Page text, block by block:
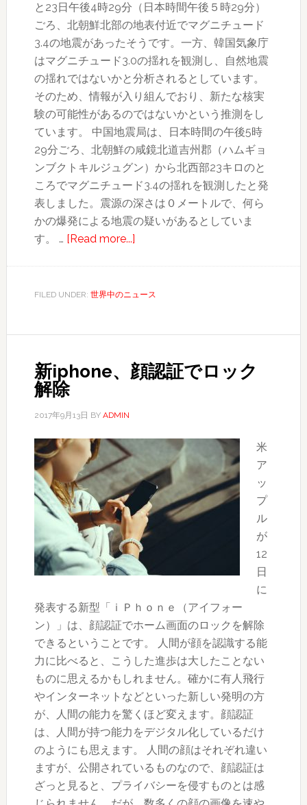
と23日午後4時29分（日本時間午後５時29分）
ごろ、北朝鮮北部の地表付近でマグニチュード
3.4の地震があったそうです。一方、韓国気象庁
はマグニチュード3.0の揺れを観測し、自然地震
の揺れではないかと分析されるとしています。
そのため、情報が入り組んでおり、新たな核実
験の可能性があるのではないかという推測をし
ています。 中国地震局は、日本時間の午後5時
29分ごろ、北朝鮮の咸鏡北道吉州郡（ハムギョ
ンブクトキルジュグン）から北西部23キロのと
ころでマグニチュード3.4の揺れを観測したと発
表しました。震源の深さは０メートルで、何ら
かの爆発による地震の疑いがあるとしていま
す。 … [Read more...]about
実
く
で
れ、
「爆
発
の
疑
い」
FILED UNDER: 世界中のニュース
新iphone、顔認証でロック
解除
2017年9月13日 BY ADMIN
米
ア
ッ
プ
ル
が
12
日
に
発表する新型「ｉＰｈｏｎｅ（アイフォー
ン）」は、顔認証でホーム画面のロックを解除
できるということです。 人間が顔を認識する能
力に比べると、こうした進歩は大したことない
ものに思えるかもしれません。確かに有人飛行
やインターネットなどといった新しい発明の方
が、人間の能力を驚くほど変えます。顔認証
は、人間が持つ能力をデジタル化しているだけ
のようにも思えます。 人間の顔はそれぞれ違い
ますが、公開されているものなので、顔認証は
ざっと見ると、プライバシーを侵すものとは感